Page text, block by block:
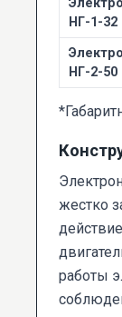
НГ-1-32
НГ-2-50
жестко
работы